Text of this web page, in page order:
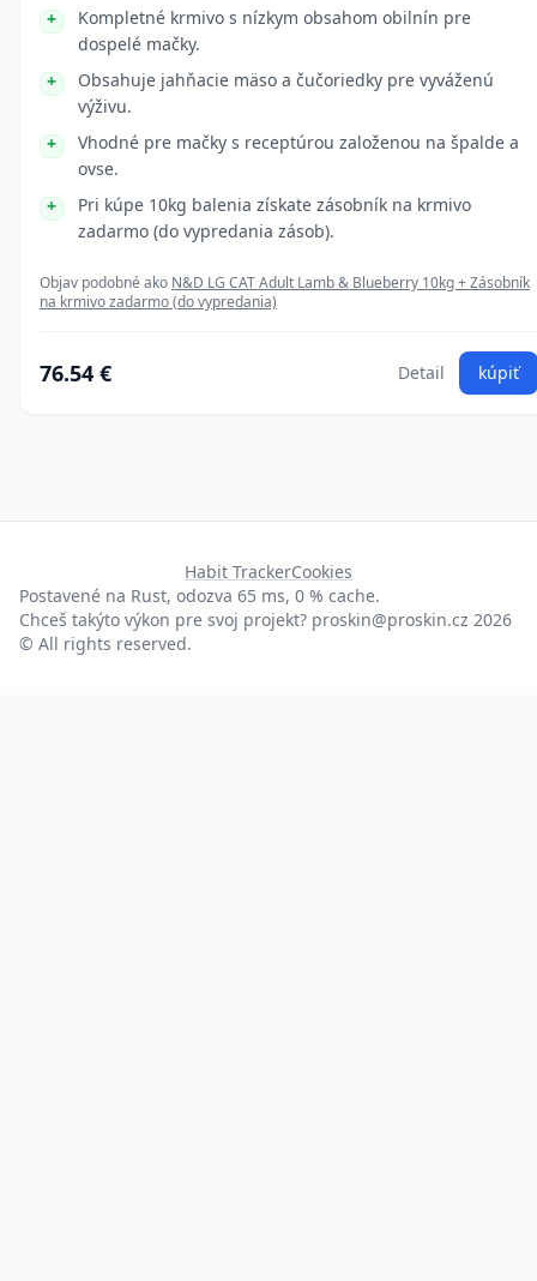
Kompletné krmivo s nízkym obsahom obilnín pre
dospelé mačky.
Obsahuje jahňacie mäso a čučoriedky pre vyváženú
výživu.
Vhodné pre mačky s receptúrou založenou na špalde a
ovse.
Pri kúpe 10kg balenia získate zásobník na krmivo
zadarmo (do vypredania zásob).
Objav podobné ako N&D LG CAT Adult Lamb & Blueberry 10kg + Zásobník
na krmivo zadarmo (do vypredania)
76.54 € Detail kúpiť
Habit TrackerCookies
Postavené na Rust, odozva 65 ms, 0 % cache.
Chceš takýto výkon pre svoj projekt? proskin@proskin.cz 2026
© All rights reserved.